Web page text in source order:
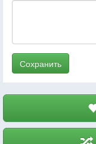
Сохранить